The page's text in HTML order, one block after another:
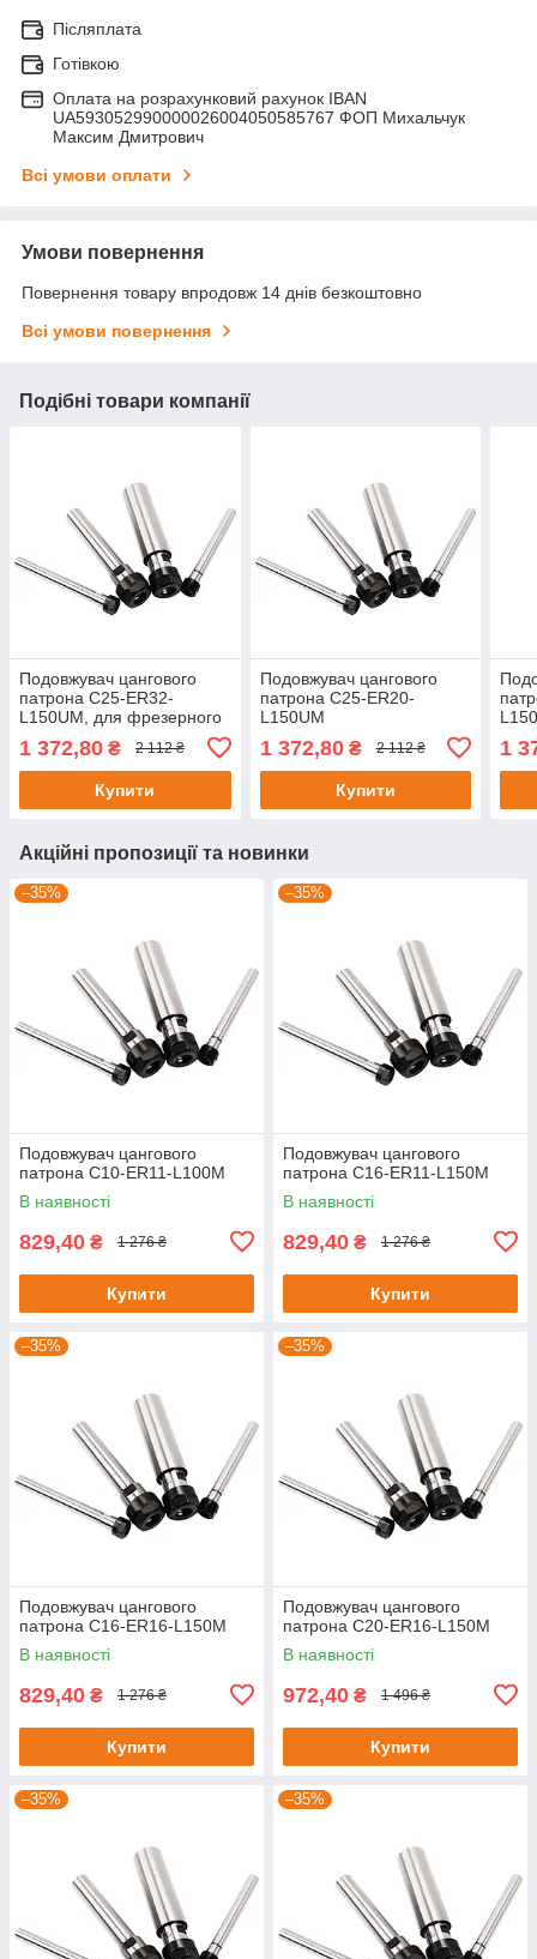
Післяплата
Готівкою
Оплата на розрахунковий рахунок IBAN
UA593052990000026004050585767 ФОП Михальчук
Максим Дмитрович
Всі умови оплати
Умови повернення
Повернення товару впродовж 14 днів безкоштовно
Всі умови повернення
Подібні товари компанії
Подовжувач цангового
патрона C25-ER32-
L150UM, для фрезерного
центру з ЧПК
1 372,80 ₴ 2 112 ₴
Купити
Подовжувач цангового
патрона C25-ER20-
L150UM
1 372,80₴ 2 112 ₴
Купити
1
Акційні пропозиції та новинки
–35%
Подовжувач цангового
патрона C10-ER11-L100M
В наявності
829,40 ₴ 1 276 ₴
Купити
–35%
Подовжувач цангового
патрона C16-ER11-L150M
В наявності
829,40 ₴ 1 276 ₴
Купити
–35%
Подовжувач цангового
патрона C16-ER16-L150M
В наявності
829,40 ₴ 1 276 ₴
Купити
–35%
Подовжувач цангового
патрона C20-ER16-L150M
В наявності
972,40 ₴ 1 496 ₴
Купити
–35% –35%